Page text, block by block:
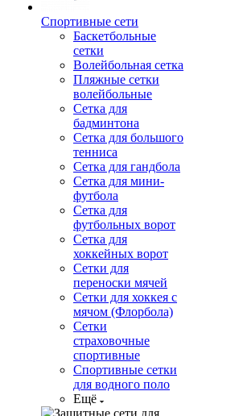
Спортивные сети
Баскетбольные
сетки
Волейбольная сетка
Пляжные сетки
волейбольные
Сетка для
бадминтона
Сетка для большого
тенниса
Сетка для гандбола
Сетка для мини-
футбола
Сетка для
футбольных ворот
Сетка для
хоккейных ворот
Сетки для
переноски мячей
Сетки для хоккея с
мячом (Флорбола)
Сетки
страховочные
спортивные
Спортивные сетки
для водного поло
Ещё